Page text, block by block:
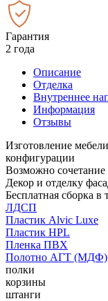
Гарантия
2 года
Описание
Отделка
Внутреннее
Информация
Отзывы
Изготовление
конфигурации
Возможно сочетание
Декор и отделку
Бесплатная сборка в
ЛДСП
Пластик Alvic Luxe
Пластик HPL
Пленка ПВХ
Полотно АГТ (МДФ)
полки
корзины
штанги